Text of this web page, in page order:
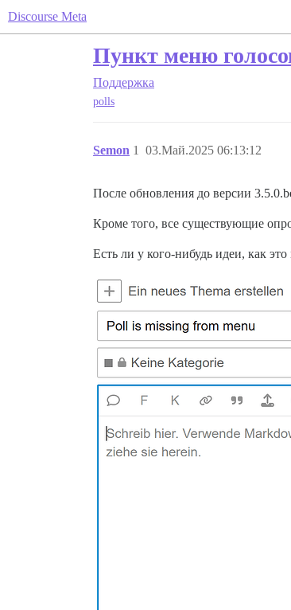
Discourse Meta
Пункт меню
Поддержка
polls
Semon 03.Май.2025 06:13:12
1
После обновления до версии
Кроме того, все существующие
Есть ли у кого-нибудь идеи, как это